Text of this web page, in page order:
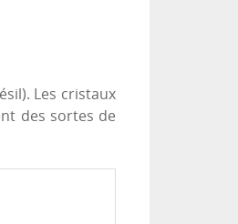
Les cristaux
des sortes de